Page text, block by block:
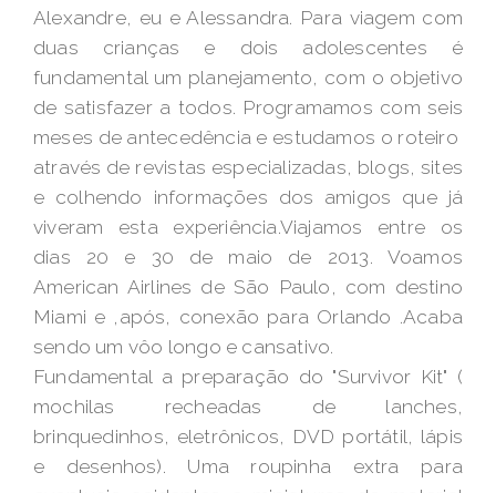
Alexandre, eu e Alessandra. Para viagem com
duas crianças e dois adolescentes é
fundamental um planejamento, com o objetivo
de satisfazer a todos. Programamos com seis
meses de antecedência e estudamos o roteiro
através de revistas especializadas, blogs, sites
e colhendo informações dos amigos que já
viveram esta experiência.Viajamos entre os
dias 20 e 30 de maio de 2013. Voamos
American Airlines de São Paulo, com destino
Miami e ,após, conexão para Orlando .Acaba
sendo um vôo longo e cansativo.
Fundamental a preparação do "Survivor Kit" (
mochilas recheadas de lanches,
brinquedinhos, eletrônicos, DVD portátil, lápis
e desenhos). Uma roupinha extra para